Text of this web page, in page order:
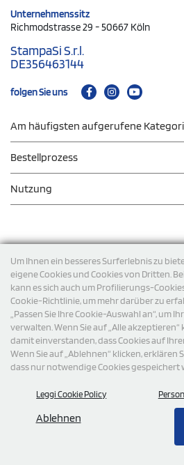
Um Ihnen ein besseres Surferlebnis zu
eigene Cookies und Cookies von Dritten.
kann es sich auch um Profilierungs-
Cookie-Richtlinie, um mehr darüber zu
„Passen Sie Ihre Cookie-Auswahl an“, um
verwalten. Wenn Sie auf „Alle akzeptieren“
damit einverstanden, dass Cookies auf
Wenn Sie auf „Ablehnen“ klicken, erklären
dass nur notwendige Cookies gespeichert
Leggi Cookie Policy
Ablehnen
Unternehmenssitz
Richmodstrasse 29 - 50667 Köln
StampaSi S.r.l.
DE356463144
folgen Sie uns
Am häufigsten aufgerufene
Bestellprozess
Nutzung
Versand
© 2026 StampaSi s.r.l. ALLE
Steuernummer